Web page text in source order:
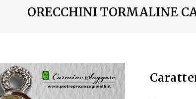
ORECCHINI TORMALINE